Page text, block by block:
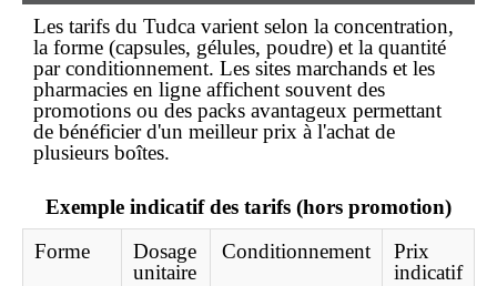
Les tarifs du Tudca varient selon la concentration,
la forme (capsules, gélules, poudre) et la quantité
par conditionnement. Les sites marchands et les
pharmacies en ligne affichent souvent des
promotions ou des packs avantageux permettant
de bénéficier d'un meilleur prix à l'achat de
plusieurs boîtes.
Exemple indicatif des tarifs (hors promotion)
Forme
Dosage
unitaire
Conditionnement
Prix
indicatif